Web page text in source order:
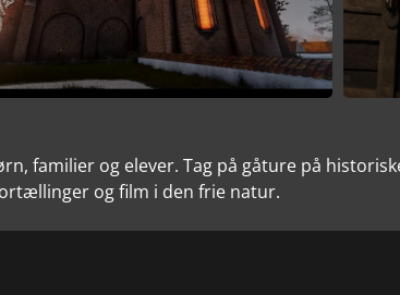
familier og elever. Tag på gåture på
og film i den frie natur.